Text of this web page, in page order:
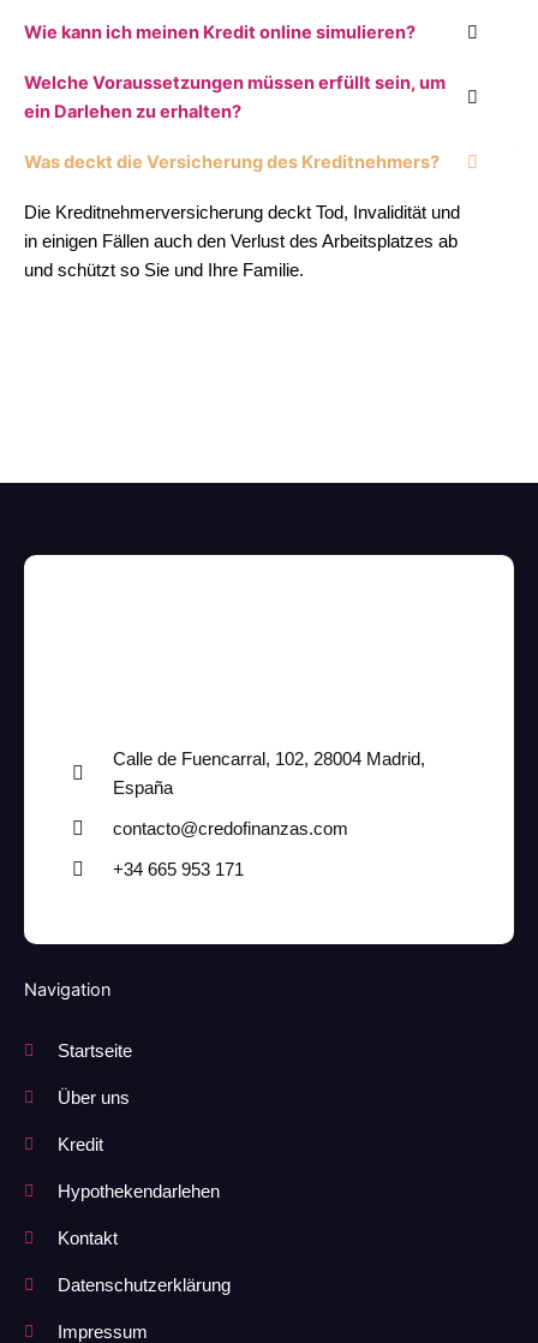
Wie kann ich meinen Kredit online simulieren?
Welche Voraussetzungen müssen erfüllt sein, um
ein Darlehen zu erhalten?
Was deckt die Versicherung des Kreditnehmers?
Die Kreditnehmerversicherung deckt Tod, Invalidität und
in einigen Fällen auch den Verlust des Arbeitsplatzes ab
und schützt so Sie und Ihre Familie.
Calle de Fuencarral, 102, 28004 Madrid,
España
contacto@credofinanzas.com
+34 665 953 171
Navigation
Startseite
Über uns
Kredit
Hypothekendarlehen
Kontakt
Datenschutzerklärung
Impressum